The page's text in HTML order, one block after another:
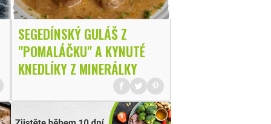
SEGEDÍNSKÝ GULÁŠ Z
"POMALÁČKU" A KYNUTÉ
KNEDLÍKY Z MINERÁLKY